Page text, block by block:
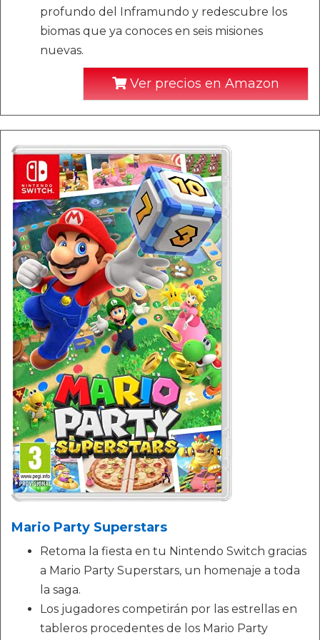
profundo del Inframundo y redescubre los
biomas que ya conoces en seis misiones
nuevas.
Ver precios en Amazon
Mario Party Superstars
Retoma la fiesta en tu Nintendo Switch gracias
a Mario Party Superstars, un homenaje a toda
la saga.
Los jugadores competirán por las estrellas en
tableros procedentes de los Mario Party